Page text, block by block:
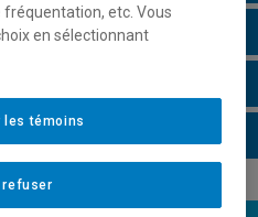
fréquentation, etc. Vous
en sélectionnant
refuser
les témoins